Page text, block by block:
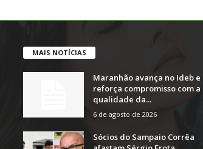
MAIS NOTÍCIAS
Maranhão avança no Ideb e
reforça compromisso com a
qualidade da...
6 de agosto de 2026
Sócios do Sampaio Corrêa